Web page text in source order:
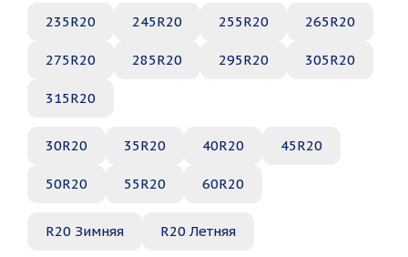
235R20 245R20 255R20 265R20
275R20 285R20 295R20 305R20
315R20
30R20 35R20 40R20 45R20
50R20 55R20 60R20
R20 Зимняя R20 Летняя